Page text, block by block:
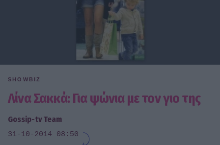
SHOWBIZ
Λίνα Σακκά: Για ψώνια με τον γιο της
Gossip-tv Team
31-10-2014 08:50